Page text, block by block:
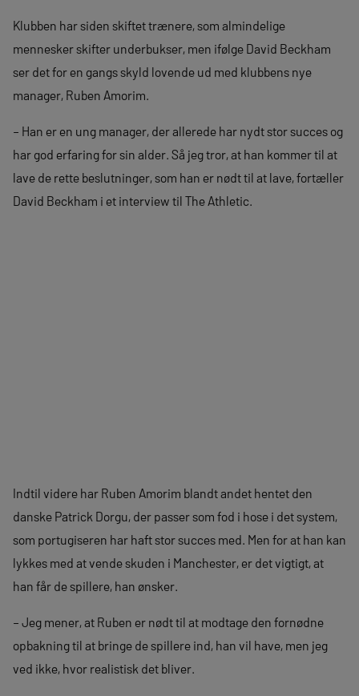
Klubben har siden skiftet trænere, som almindelige
mennesker skifter underbukser, men ifølge David Beckham
ser det for en gangs skyld lovende ud med klubbens nye
manager, Ruben Amorim.
– Han er en ung manager, der allerede har nydt stor succes og
har god erfaring for sin alder. Så jeg tror, at han kommer til at
lave de rette beslutninger, som han er nødt til at lave, fortæller
David Beckham i et interview til The Athletic.
Indtil videre har Ruben Amorim blandt andet hentet den
danske Patrick Dorgu, der passer som fod i hose i det system,
som portugiseren har haft stor succes med. Men for at han kan
lykkes med at vende skuden i Manchester, er det vigtigt, at
han får de spillere, han ønsker.
– Jeg mener, at Ruben er nødt til at modtage den fornødne
opbakning til at bringe de spillere ind, han vil have, men jeg
ved ikke, hvor realistisk det bliver.